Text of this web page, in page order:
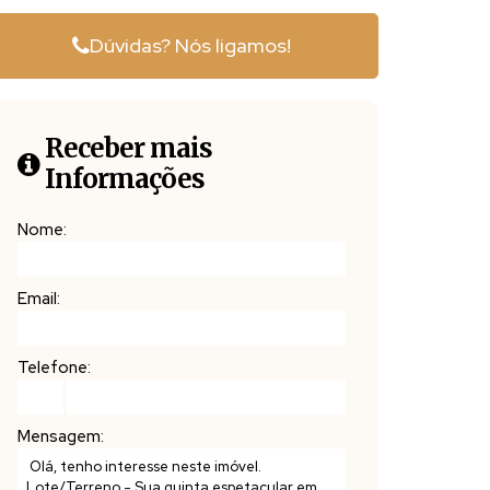
Dúvidas? Nós ligamos!
Receber mais
Informações
Nome:
Email:
Telefone:
Mensagem: